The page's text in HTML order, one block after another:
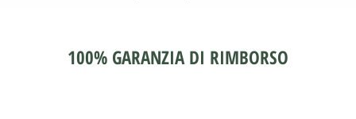
100% GARANZIA DI RIMBORSO